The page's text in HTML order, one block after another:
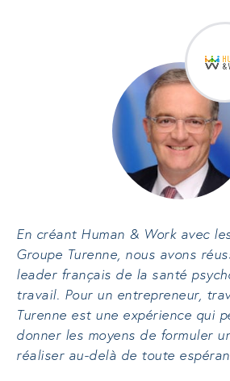
En créant Human & Work avec
Groupe Turenne, nous avons
leader français de la santé
travail. Pour un entrepreneur,
Turenne est une expérience qui
donner les moyens de formuler
réaliser au-delà de toute